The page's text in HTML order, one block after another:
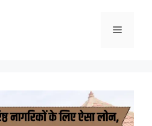
Menu